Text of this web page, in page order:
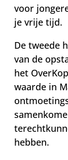
voor
je vrije tijd.
De tweede
van de
het
waarde in
hebben.